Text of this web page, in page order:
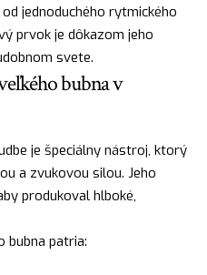
jednoduchého rytmického
prvok je dôkazom jeho
svete.
bubna v
je špeciálny nástroj, ktorý
a zvukovou silou. Jeho
produkoval hlboké,
bubna patria: